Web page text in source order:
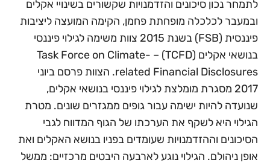
לתמחר נכון סיכונים והזדמנויות שקשורים בשינויי אקלים
ובמעבר לכלכלה מופחתת פחמן, הקימה המועצה ליציבות
פיננסית (FSB) בשנת 2015 צוות משימה לגילוי פיננסי
בנושאי אקלים (TCFD) – Task Force on Climate-
related Financial Disclosures. הצוות פרסם ביוני
2017 מסגרת מומלצת לגילוי פיננסי בנושאי אקלים,
שנועדה להיות ישימה עבור גופים ממגזרים שונים. מטרת
הגילוי היא לשקף את הערכתו של הגוף המדווח לגבי
הסיכונים וההזדמנויות שעומדים בפניו בנושא האקלים ואת
אופן ניהולם. הגילוי נוגע לארבעה היבטים מרכזיים: ממשל